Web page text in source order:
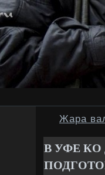
Жара
В УФЕ